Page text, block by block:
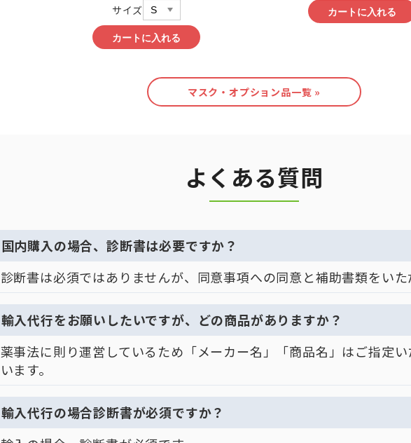
サイズ
マスク・オプション品一覧 »
よくある質問
国内購入の場合、診断書は必要ですか？
診断書は必須ではありませんが、同意事項への同意と補助書類をいた
輸入代行をお願いしたいですが、どの商品がありますか？
薬事法に則り運営しているため「メーカー名」「商品名」はご指定
います。
輸入代行の場合診断書が必須ですか？